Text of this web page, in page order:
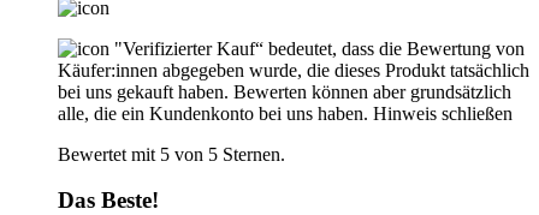
"Verifizierter Kauf“ bedeutet, dass die Bewertung von
Käufer:innen abgegeben wurde, die dieses Produkt tatsächlich
bei uns gekauft haben. Bewerten können aber grundsätzlich
alle, die ein Kundenkonto bei uns haben. Hinweis schließen
Bewertet mit 5 von 5 Sternen.
Das Beste!